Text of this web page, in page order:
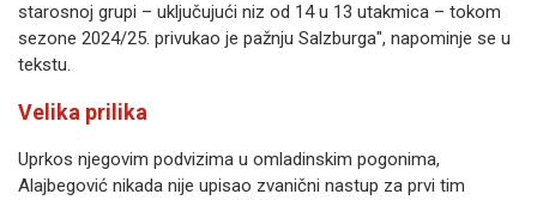
starosnoj grupi – uključujući niz od 14 u 13 utakmica – tokom
sezone 2024/25. privukao je pažnju Salzburga", napominje se u
tekstu.
Velika prilika
Uprkos njegovim podvizima u omladinskim pogonima,
Alajbegović nikada nije upisao zvanični nastup za prvi tim